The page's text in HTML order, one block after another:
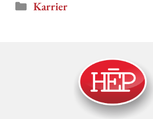
Karrier